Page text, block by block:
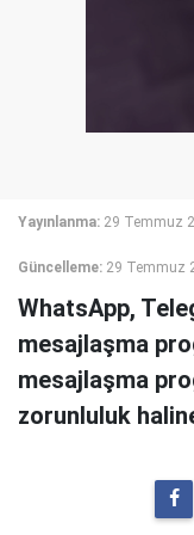
Yayınlanma: 29 Temmuz
Güncelleme: 29 Temmuz
WhatsApp,
mesajlaşma
mesajlaşma
zorunluluk